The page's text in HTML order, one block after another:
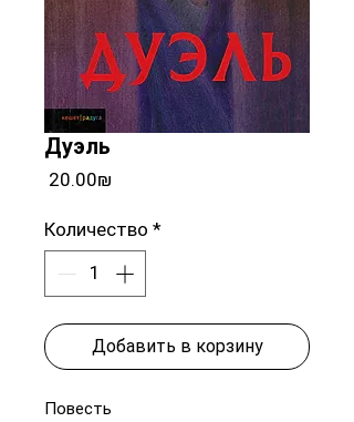
Дуэль
‏20.00 ‏₪
Количество *
Добавить в корзину
Повесть